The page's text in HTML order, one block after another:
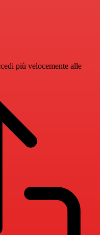
più velocemente alle